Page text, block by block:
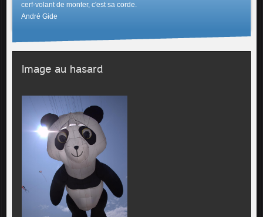
cerf-volant de monter, c'est sa corde.
André Gide
Image au hasard